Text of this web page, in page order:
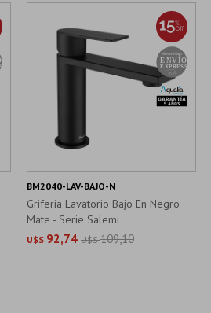
Griferia Lavatorio Bajo En Negro
Mate - Serie Salemi
U$S 92,74 U$S 109,10
BM2040-LAV-BAJO-N